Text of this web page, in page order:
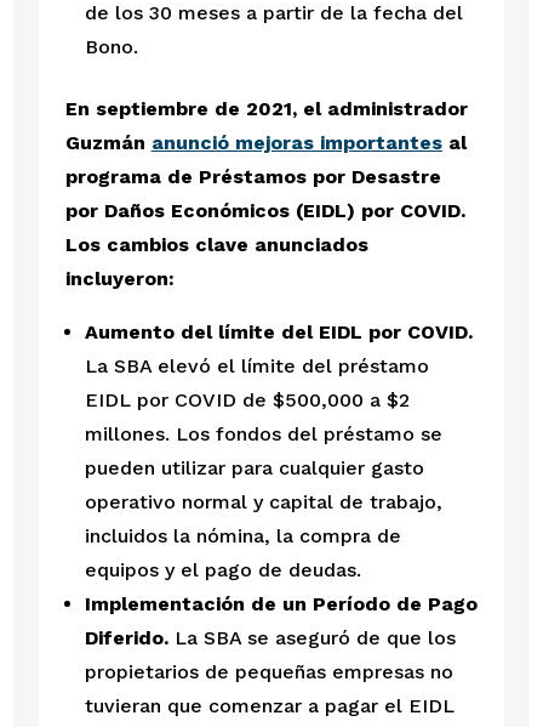
de los 30 meses a partir de la fecha del
Bono.
En septiembre de 2021, el administrador
Guzmán anunció mejoras importantes al
programa de Préstamos por Desastre
por Daños Económicos (EIDL) por COVID.
Los cambios clave anunciados
incluyeron:
Aumento del límite del EIDL por COVID.
La SBA elevó el límite del préstamo
EIDL por COVID de $500,000 a $2
millones. Los fondos del préstamo se
pueden utilizar para cualquier gasto
operativo normal y capital de trabajo,
incluidos la nómina, la compra de
equipos y el pago de deudas.
Implementación de un Período de Pago
Diferido. La SBA se aseguró de que los
propietarios de pequeñas empresas no
tuvieran que comenzar a pagar el EIDL